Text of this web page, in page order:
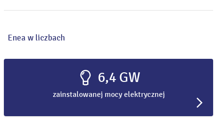
Enea w liczbach
6,4 GW
zainstalowanej mocy elektrycznej